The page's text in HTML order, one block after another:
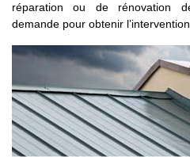
réparation ou de rénovation
demande pour obtenir